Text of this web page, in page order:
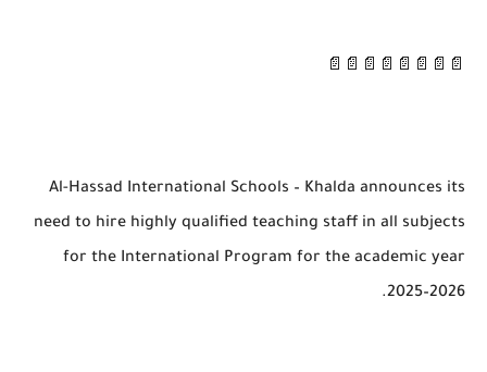
📄📄📄📄📄📄📄📄
Al-Hassad International Schools – Khalda announces its
need to hire highly qualified teaching staff in all subjects
for the International Program for the academic year
2025–2026.